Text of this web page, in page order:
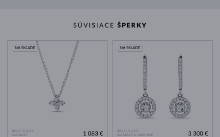
SÚVISIACE ŠPERKY
BIELE ZLATO
DIAMANT
NA SKLADE
1 083 €
BIELE ZLATO
DIAMANT & DIAMANT
NA SKLADE
3 300 €